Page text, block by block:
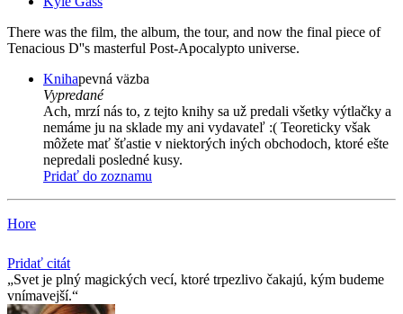
There was the film, the album, the tour, and now the final piece of
Tenacious D''s masterful Post-Apocalypto universe.
Knihapevná väzba
Vypredané
Ach, mrzí nás to, z tejto knihy sa už predali všetky výtlačky a
nemáme ju na sklade my ani vydavateľ :( Teoreticky však
môžete mať šťastie v niektorých iných obchodoch, ktoré ešte
nepredali posledné kusy.
Pridať do zoznamu
Hore
Pridať citát
Svet je plný magických vecí, ktoré trpezlivo čakajú, kým budeme
vnímavejší.